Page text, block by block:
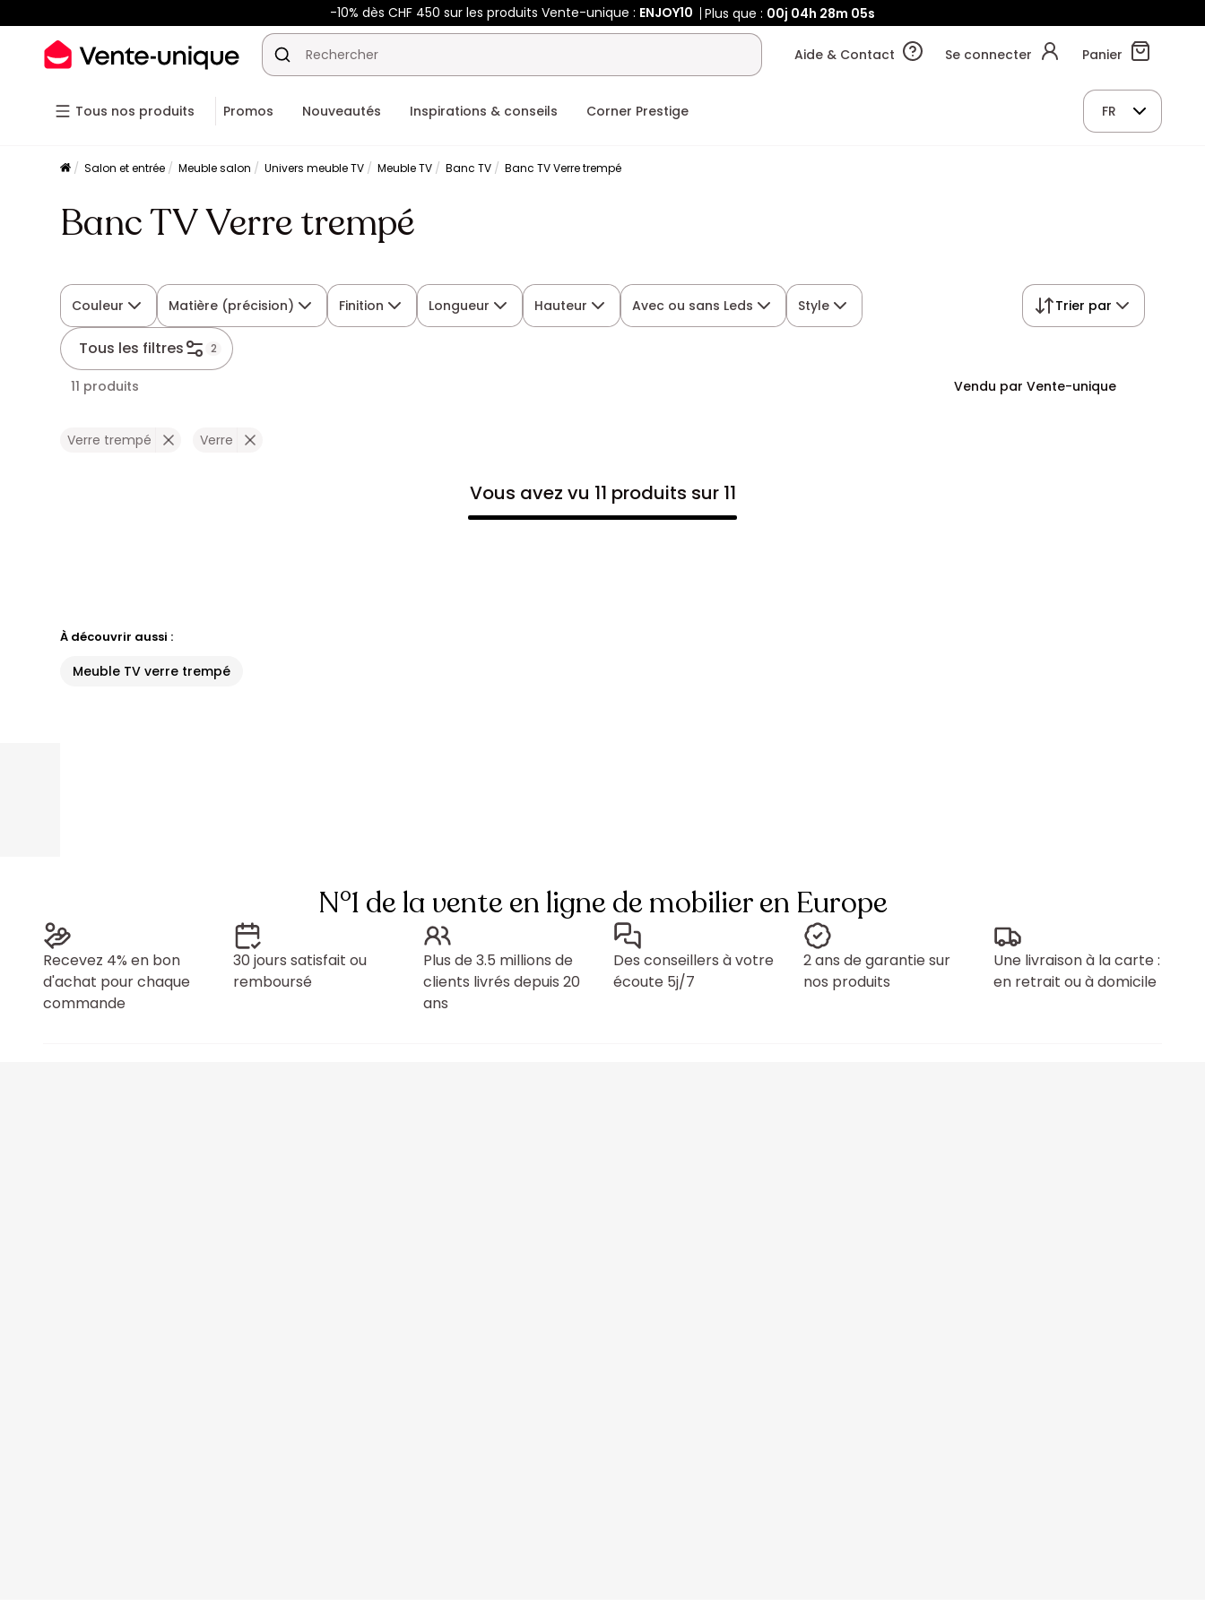
-10% dès CHF 450 sur les produits Vente-unique : ENJOY10 Plus que : 00j 04h 28m 04s
Aide & Contact Se connecter Panier
Tous nos produits Promos Nouveautés Inspirations & conseils Corner Prestige FR
Salon et entrée Meuble salon Univers meuble TV Meuble TV Banc TV Banc TV Verre trempé
Banc TV Verre trempé
Couleur Matière (précision) Finition Longueur Hauteur Avec ou sans Leds Style
Tous les filtres 2
Trier par
11 produits Vendu par Vente-unique
Verre trempé Verre
Vous avez vu 11 produits sur 11
À découvrir aussi :
Meuble TV verre trempé
N°1 de la vente en ligne de mobilier en Europe
Recevez 4% en bon
d'achat pour chaque
commande
30 jours satisfait ou
remboursé
Plus de 3.5 millions de
clients livrés depuis 20
ans
Des conseillers à votre
écoute 5j/7
2 ans de garantie sur
nos produits
Une livraison à la carte :
en retrait ou à domicile